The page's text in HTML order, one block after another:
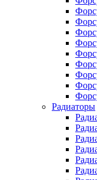
Радиаторы